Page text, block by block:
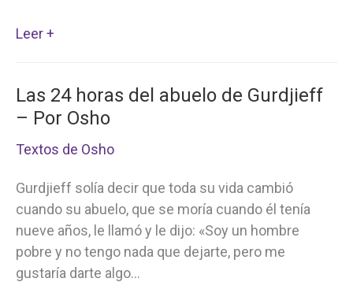
El
"Yo
Soy"
Osho
Leer +
Las 24 horas del abuelo de Gurdjieff
– Por Osho
Textos de Osho
Gurdjieff solía decir que toda su vida cambió
cuando su abuelo, que se moría cuando él tenía
nueve años, le llamó y le dijo: «Soy un hombre
pobre y no tengo nada que dejarte, pero me
gustaría darte algo…